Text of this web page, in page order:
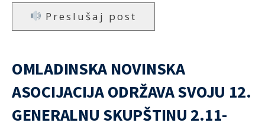
Preslušaj post
OMLADINSKA NOVINSKA
ASOCIJACIJA ODRŽAVA SVOJU 12.
GENERALNU SKUPŠTINU 2.11-